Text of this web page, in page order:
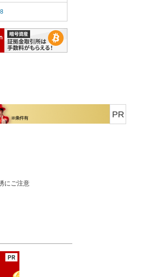
PR
にご注意